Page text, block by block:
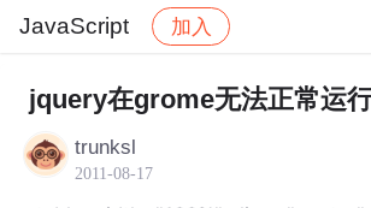
JavaScript 加入
社区 JavaScript 帖子详情
jquery在grome无法正常运
trunksl
2011-08-17